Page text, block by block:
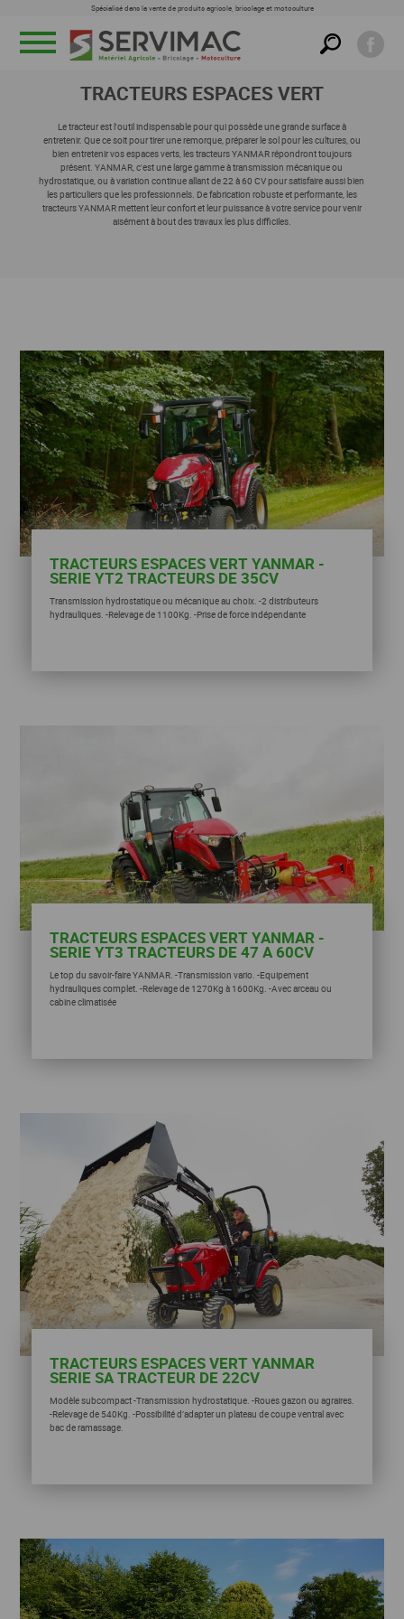
Spécialisé dans la vente de produits agricole, bricolage et motoculture
RECHERCHER DANS CETTE FAMILLE
TRACTEURS ESPACES VERT
Le tracteur est l'outil indispensable pour qui possède une grande surface à
entretenir. Que ce soit pour tirer une remorque, préparer le sol pour les cultures, ou
bien entretenir vos espaces verts, les tracteurs YANMAR répondront toujours
présent. YANMAR, c'est une large gamme à transmission mécanique ou
hydrostatique, ou à variation continue allant de 22 à 60 CV pour satisfaire aussi bien
les particuliers que les professionnels. De fabrication robuste et performante, les
tracteurs YANMAR mettent leur confort et leur puissance à votre service pour venir
aisément à bout des travaux les plus difficiles.
TRACTEURS ESPACES VERT YANMAR -
SERIE YT2 TRACTEURS DE 35CV
Transmission hydrostatique ou mécanique au choix. -2 distributeurs
hydrauliques. -Relevage de 1100Kg. -Prise de force indépendante
TRACTEURS ESPACES VERT YANMAR -
SERIE YT3 TRACTEURS DE 47 A 60CV
Le top du savoir-faire YANMAR. -Transmission vario. -Equipement
hydrauliques complet. -Relevage de 1270Kg à 1600Kg. -Avec arceau ou
cabine climatisée
TRACTEURS ESPACES VERT YANMAR
SERIE SA TRACTEUR DE 22CV
Modèle subcompact -Transmission hydrostatique. -Roues gazon ou agraires.
-Relevage de 540Kg. -Possibilité d’adapter un plateau de coupe ventral avec
bac de ramassage.